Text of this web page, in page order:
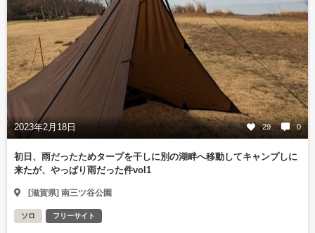
2023年2月18日 29 0
初日、雨だったためタープを干しに別の湖畔へ移動してキャンプしに
来たが、やっぱり雨だった件vol1
[滋賀県] 南三ツ谷公園
ソロ フリーサイト